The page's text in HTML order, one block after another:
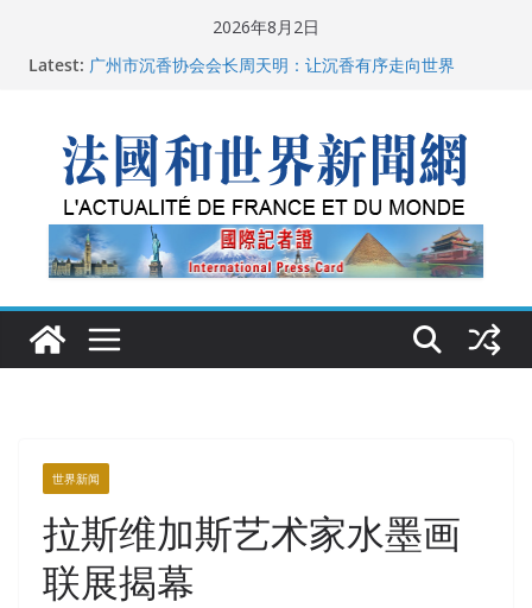
2026年8月2日
Latest: 广州市沉香协会会长周天明：让沉香有序走向世界
从一杯沉香叶茶到一缕海南天香：加拿大茶艺师邓岚月
海南沉香文化考察纪行
世界新闻
拉斯维加斯艺术家水墨画
联展揭幕